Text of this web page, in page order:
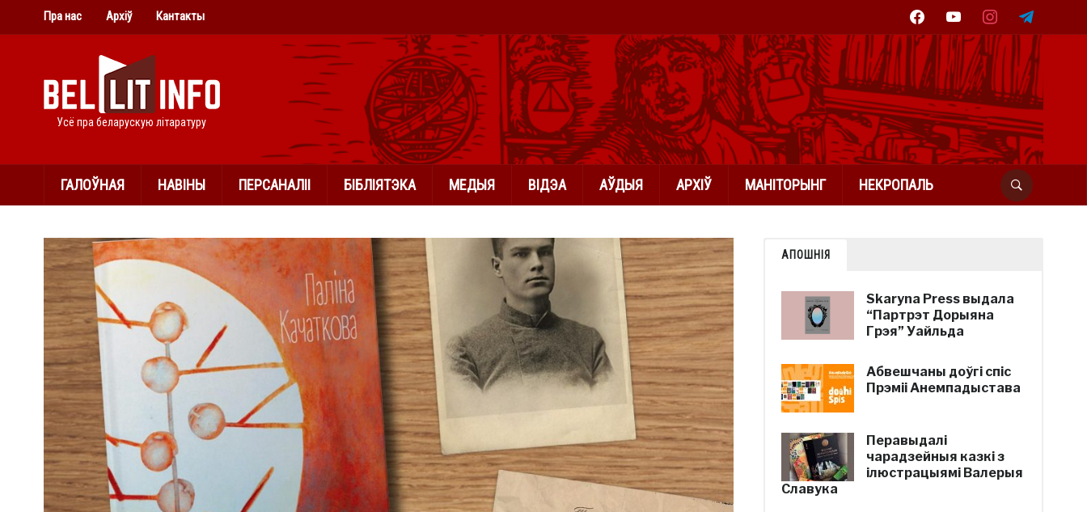
facebookyoutube instagramtelegram
Пра нас Архіў Кантакты
Усё пра беларускую літаратуру
ГАЛОЎНАЯ НАВІНЫ ПЕРСАНАЛІІ БІБЛІЯТЭКА МЕДЫЯ ВІДЭА АЎДЫЯ АРХІЎ МАНІТОРЫНГ НЕКРОПАЛЬ
АПОШНІЯ
Skaryna Press выдала
“Партрэт Дорыяна
Грэя” Уайльда
Абвешчаны доўгі спіс
Прэміі Анемпадыстава
Перавыдалі
чарадзейныя казкі з
ілюстрацыямі Валерыя
Славука